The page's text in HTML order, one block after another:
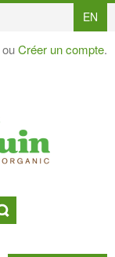
EN
ouCréer un compte.